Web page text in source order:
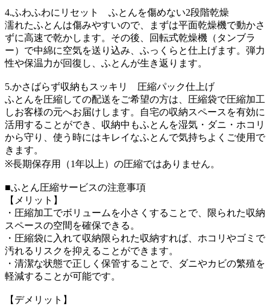
4.ふわふわにリセット ふとんを傷めない2段階乾燥
濡れたふとんは傷みやすいので、まずは平面乾燥機で動かさ
ずに高速で乾かします。その後、回転式乾燥機（タンブラ
ー）で中綿に空気を送り込み、ふっくらと仕上げます。弾力
性や保温力が回復し、ふとんが生き返ります。
5.かさばらず収納もスッキリ 圧縮パック仕上げ
ふとんを圧縮しての配送をご希望の方は、圧縮袋で圧縮加工
しお客様の元へお届けします。自宅の収納スペースを有効に
活用することができ、収納中もふとんを湿気・ダニ・ホコリ
から守り、使う時にはキレイなふとんで気持ちよくご使用で
きます。
※長期保存用（1年以上）の圧縮ではありません。
■ふとん圧縮サービスの注意事項
【メリット】
・圧縮加工でボリュームを小さくすることで、限られた収納
スペースの空間を確保できる。
・圧縮袋に入れて収納限られた収納すれば、ホコリやゴミで
汚れるリスクを抑えることができます。
・清潔な状態で正しく保管することで、ダニやカビの繁殖を
軽減することが可能です。
【デメリット】